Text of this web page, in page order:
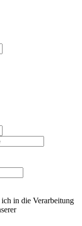
in die Verarbeitung